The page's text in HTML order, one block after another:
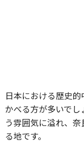
日本における歴史
かべる方が多いで
う雰囲気に溢れ、
る地です。